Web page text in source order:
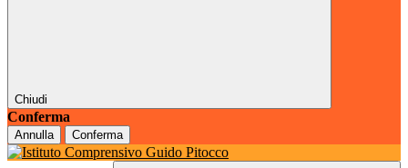
Chiudi
Conferma
Annulla Conferma